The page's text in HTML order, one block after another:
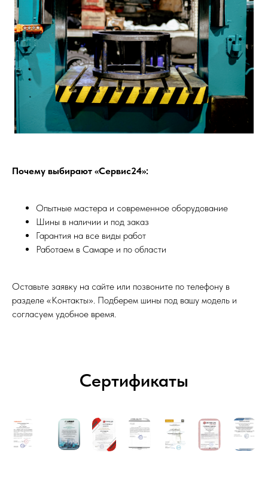
Почему выбирают «Сервис24»:
Опытные мастера и современное оборудование
Шины в наличии и под заказ
Гарантия на все виды работ
Работаем в Самаре и по области
Оставьте заявку на сайте или позвоните по телефону в
разделе «Контакты». Подберем шины под вашу модель и
согласуем удобное время.
Сертификаты